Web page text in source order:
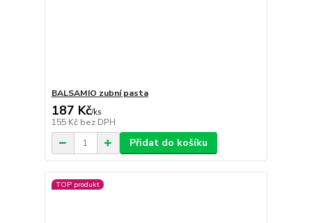
BALSAMIO zubní pasta
187 Kč/ks
155 Kč bez DPH
Přidat do košíku
TOP produkt